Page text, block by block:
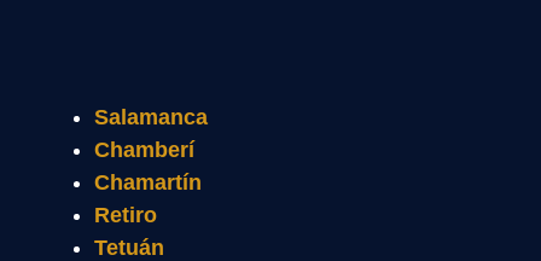
Salamanca
Chamberí
Chamartín
Retiro
Tetuán